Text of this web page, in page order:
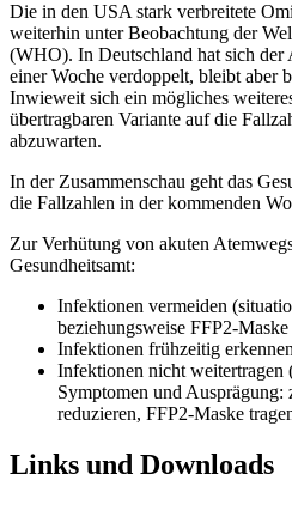
Die in den USA stark verbreitete
weiterhin unter Beobachtung der
(WHO). In Deutschland hat sich
einer Woche verdoppelt, bleibt aber
Inwieweit sich ein mögliches
übertragbaren Variante auf die
abzuwarten.
In der Zusammenschau geht das
die Fallzahlen in der kommenden
Zur Verhütung von akuten
Gesundheitsamt:
Infektionen vermeiden
beziehungsweise
Infektionen frühzeitig
Infektionen nicht weitertragen
Symptomen und
reduzieren, FFP2-Maske
Links und Downloads